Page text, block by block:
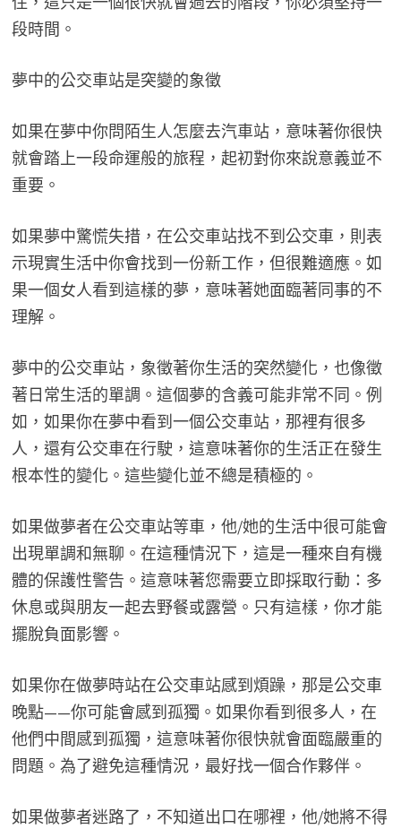
段時間。
夢中的公交車站是突變的象徵
如果在夢中你問陌生人怎麼去汽車站，意味著你很快
就會踏上一段命運般的旅程，起初對你來說意義並不
重要。
如果夢中驚慌失措，在公交車站找不到公交車，則表
示現實生活中你會找到一份新工作，但很難適應。如
果一個女人看到這樣的夢，意味著她面臨著同事的不
理解。
夢中的公交車站，象徵著你生活的突然變化，也像徵
著日常生活的單調。這個夢的含義可能非常不同。例
如，如果你在夢中看到一個公交車站，那裡有很多
人，還有公交車在行駛，這意味著你的生活正在發生
根本性的變化。這些變化並不總是積極的。
如果做夢者在公交車站等車，他/她的生活中很可能會
出現單調和無聊。在這種情況下，這是一種來自有機
體的保護性警告。這意味著您需要立即採取行動：多
休息或與朋友一起去野餐或露營。只有這樣，你才能
擺脫負面影響。
如果你在做夢時站在公交車站感到煩躁，那是公交車
晚點——你可能會感到孤獨。如果你看到很多人，在
他們中間感到孤獨，這意味著你很快就會面臨嚴重的
問題。為了避免這種情況，最好找一個合作夥伴。
如果做夢者迷路了，不知道出口在哪裡，他/她將不得